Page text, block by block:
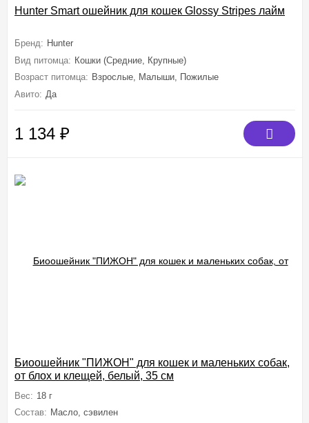
Hunter Smart ошейник для кошек Glossy Stripes лайм
Бренд: Hunter
Вид питомца: Кошки (Средние, Крупные)
Возраст питомца: Взрослые, Малыши, Пожилые
Авито: Да
1 134 ₽
Биоошейник "ПИЖОН" для кошек и маленьких собак,
от блох и клещей, белый, 35 см
Вес: 18 г
Состав: Масло, сэвилен